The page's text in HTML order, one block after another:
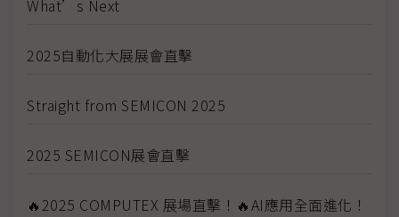
What’s Next
2025自動化大展展會直擊
Straight from SEMICON 2025
2025 SEMICON展會直擊
🔥2025 COMPUTEX 展場直擊！🔥AI應用全面進化！